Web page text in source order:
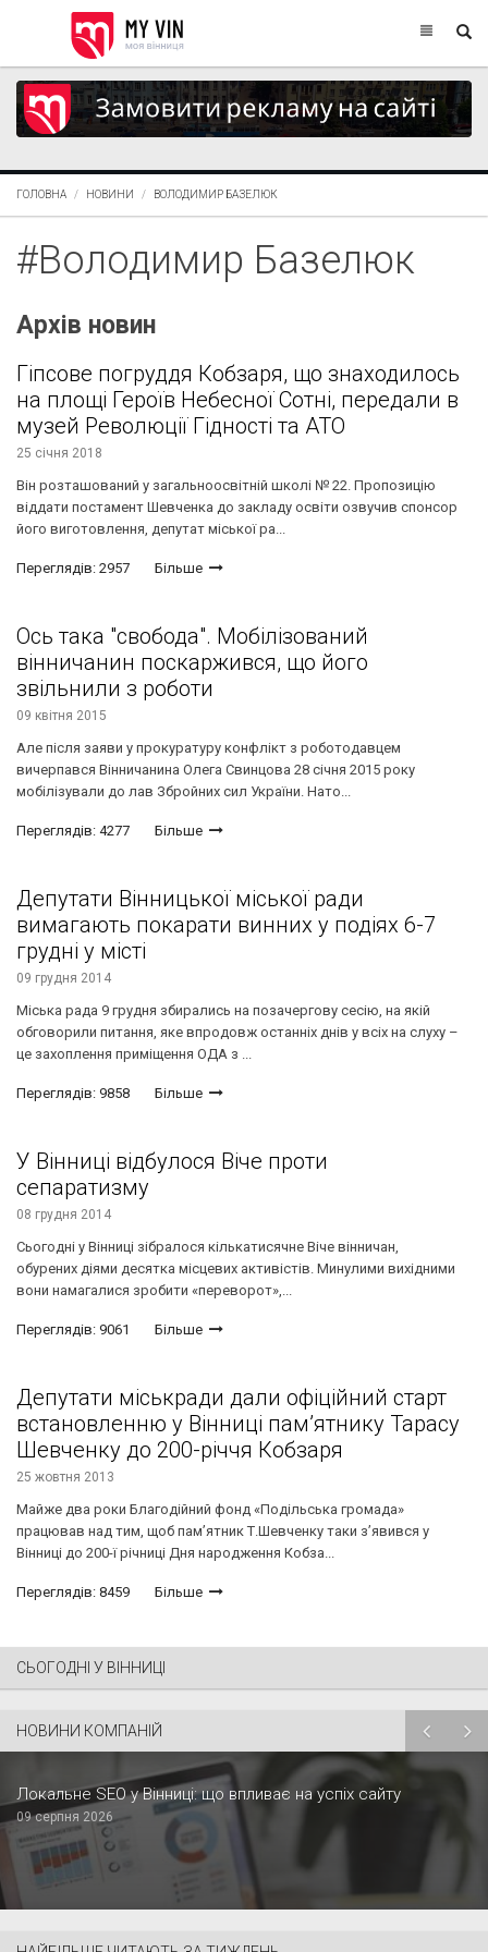
ГОЛОВНА НОВИНИ ВОЛОДИМИР БАЗЕЛЮК
#Володимир Базелюк
Архів новин
Гіпсове погруддя Кобзаря, що знаходилось
на площі Героїв Небесної Сотні, передали в
музей Революції Гідності та АТО
25 січня 2018
Він розташований у загальноосвітній школі № 22. Пропозицію
віддати постамент Шевченка до закладу освіти озвучив спонсор
його виготовлення, депутат міської ра...
Переглядів: 2957 Більше
Ось така "свобода". Мобілізований
вінничанин поскаржився, що його
звільнили з роботи
09 квітня 2015
Але після заяви у прокуратуру конфлікт з роботодавцем
вичерпався Вінничанина Олега Свинцова 28 січня 2015 року
мобілізували до лав Збройних сил України. Нато...
Переглядів: 4277 Більше
Депутати Вінницької міської ради
вимагають покарати винних у подіях 6-7
грудні у місті
09 грудня 2014
Міська рада 9 грудня збирались на позачергову сесію, на якій
обговорили питання, яке впродовж останніх днів у всіх на слуху –
це захоплення приміщення ОДА з ...
Переглядів: 9858 Більше
У Вінниці відбулося Віче проти
сепаратизму
08 грудня 2014
Сьогодні у Вінниці зібралося кількатисячне Віче вінничан,
обурених діями десятка місцевих активістів. Минулими вихідними
вони намагалися зробити «переворот»,...
Переглядів: 9061 Більше
Депутати міськради дали офіційний старт
встановленню у Вінниці пам’ятнику Тарасу
Шевченку до 200-річчя Кобзаря
25 жовтня 2013
Майже два роки Благодійний фонд «Подільська громада»
працював над тим, щоб пам’ятник Т.Шевченку таки з’явився у
Вінниці до 200-ї річниці Дня народження Кобза...
Переглядів: 8459 Більше
СЬОГОДНІ У ВІННИЦІ
НОВИНИ КОМПАНІЙ
Локальне SEO у Вінниці: що впливає на успіх сайту
09 серпня 2026